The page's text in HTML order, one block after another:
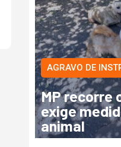
AGRAVO DE
MP recorre
exige
animal